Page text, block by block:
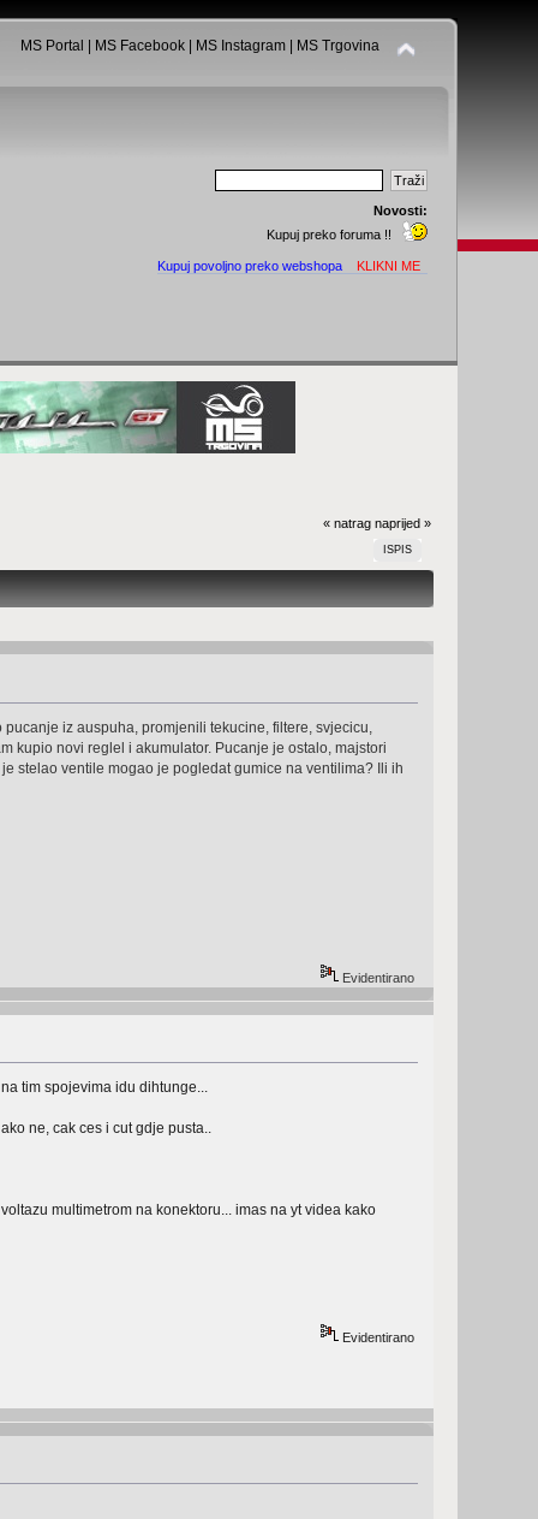
MS Portal MS Facebook| MS Instagram| MS Trgovina
Novosti:
Kupuj preko foruma !!
Kupuj povoljno preko webshopa KLIKNI ME
« natrag naprijed »
ISPIS
iz auspuha, promjenili tekucine, filtere, svjecicu,
kupio novi reglel i akumulator. Pucanje je ostalo, majstori
stelao ventile mogao je pogledat gumice na ventilima? Ili ih
Evidentirano
tim spojevima idu dihtunge...
ne, cak ces i cut gdje pusta..
multimetrom na konektoru... imas na yt videa kako
Evidentirano